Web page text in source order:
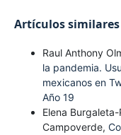
Artículos similares
Raul Anthony
la pandemia.
mexicanos en
Año 19
Elena
Campoverde,